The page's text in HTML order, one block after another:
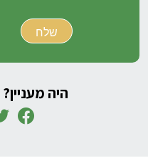
היה מעניין?